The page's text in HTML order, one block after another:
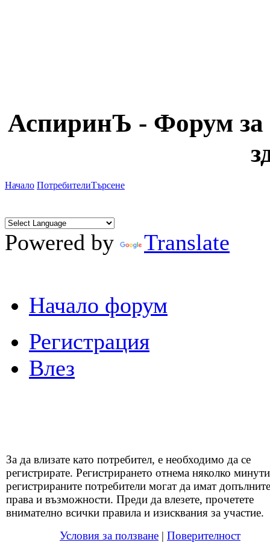
АспиринЪ - Форум за
Начало ПотребителиТърсене
Powered by Translate
Начало форум
Регистрация
Влез
За да влизате като потребител, е необходимо да се
регистрирате. Регистрирането отнема няколко
регистрираните потребители могат да имат
права и възможности. Преди да влезете, прочетете
внимателно всички правила и изисквания за участие.
Условия за ползване | Поверителност